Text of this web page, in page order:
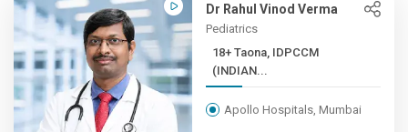
Dr Rahul Vinod Verma
Pediatrics
18+ Taona, IDPCCM
(INDIAN...
Apollo Hospitals, Mumbai